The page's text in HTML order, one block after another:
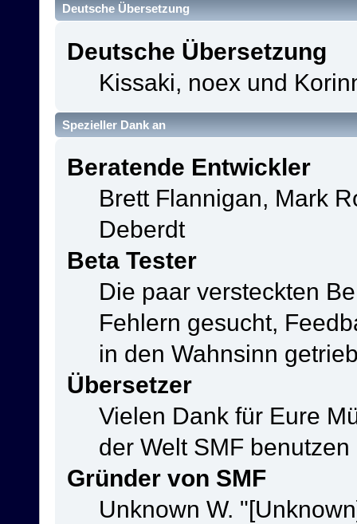
Deutsche Übersetzung
Deutsche Übersetzung
Kissaki, noex und
Spezieller Dank an
Beratende Entwickler
Brett Flannigan, Mark
Deberdt
Beta Tester
Die paar versteckten
Fehlern gesucht,
in den Wahnsinn
Übersetzer
Vielen Dank für Eure
der Welt SMF
Gründer von SMF
Unknown W.